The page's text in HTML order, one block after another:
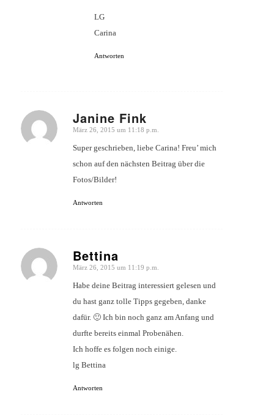
LG
Carina
Antworten
Janine Fink
sagte:
März 26, 2015 um 11:18 p.m.
Super geschrieben, liebe Carina! Freu’ mich
schon auf den nächsten Beitrag über die
Fotos/Bilder!
Antworten
Bettina
sagte:
März 26, 2015 um 11:19 p.m.
Habe deine Beitrag interessiert gelesen und
du hast ganz tolle Tipps gegeben, danke
dafür. 🙂 Ich bin noch ganz am Anfang und
durfte bereits einmal Probenähen.
Ich hoffe es folgen noch einige.
lg Bettina
Antworten